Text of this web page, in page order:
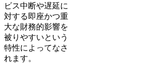
ビス中断や遅延に
対する即座かつ重
大な財務的影響を
被りやすいという
特性によってなさ
れます。